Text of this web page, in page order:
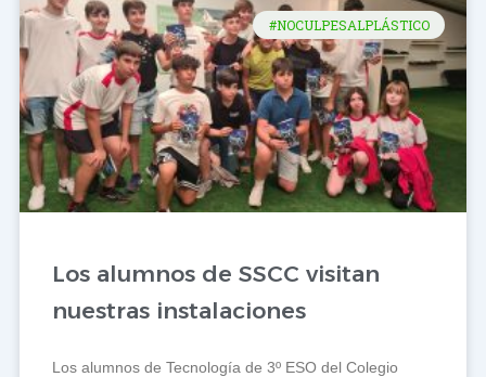
#NOCULPESALPLÁSTICO
Los alumnos de SSCC visitan
nuestras instalaciones
Los alumnos de Tecnología de 3º ESO del Colegio